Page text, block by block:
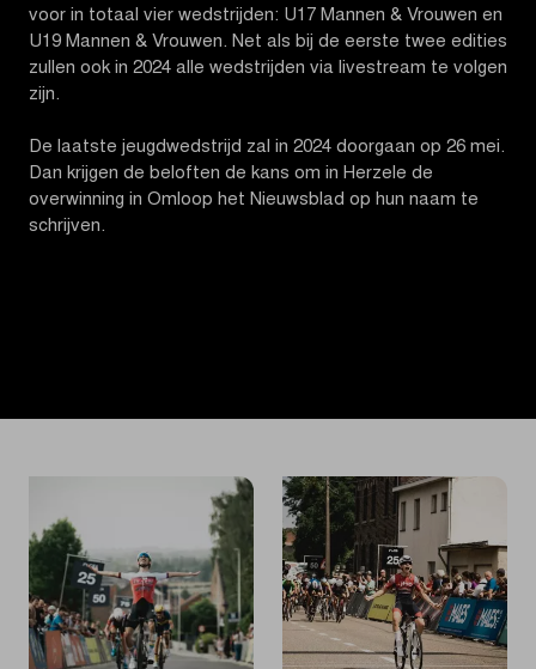
voor in totaal vier wedstrijden: U17 Mannen & Vrouwen en
U19 Mannen & Vrouwen. Net als bij de eerste twee edities
zullen ook in 2024 alle wedstrijden via livestream te volgen
zijn.
De laatste jeugdwedstrijd zal in 2024 doorgaan op 26 mei.
Dan krijgen de beloften de kans om in Herzele de
overwinning in Omloop het Nieuwsblad op hun naam te
schrijven.